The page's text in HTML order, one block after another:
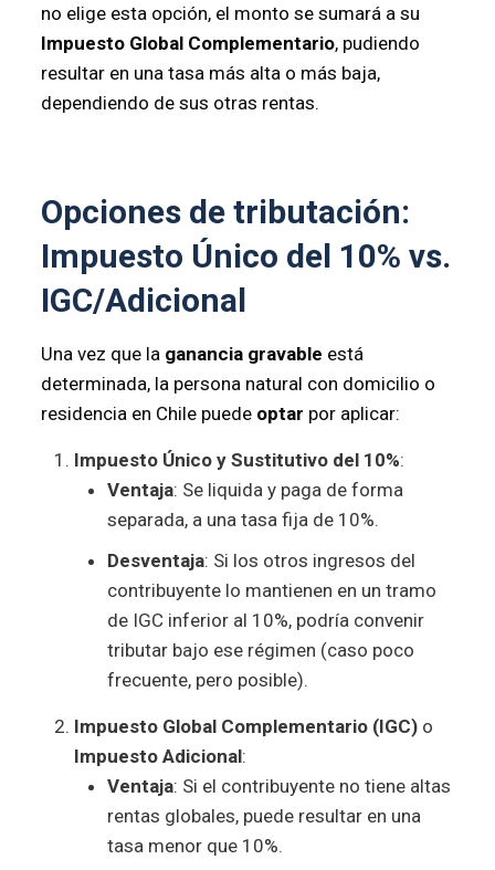
no elige esta opción, el monto se sumará a su
Impuesto Global Complementario, pudiendo
resultar en una tasa más alta o más baja,
dependiendo de sus otras rentas.
Opciones de tributación:
Impuesto Único del 10% vs.
IGC/Adicional
Una vez que la ganancia gravable está
determinada, la persona natural con domicilio o
residencia en Chile puede optar por aplicar:
Impuesto Único y Sustitutivo del 10%:
Ventaja: Se liquida y paga de forma
separada, a una tasa fija de 10%.
Desventaja: Si los otros ingresos del
contribuyente lo mantienen en un tramo
de IGC inferior al 10%, podría convenir
tributar bajo ese régimen (caso poco
frecuente, pero posible).
Impuesto Global Complementario (IGC)o
Impuesto Adicional:
Ventaja: Si el contribuyente no tiene altas
rentas globales, puede resultar en una
tasa menor que 10%.